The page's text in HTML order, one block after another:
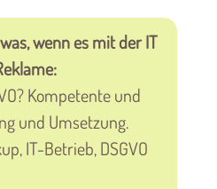
wenn es mit der IT
Kompetente und
und Umsetzung.
IT-Betrieb, DSGVO